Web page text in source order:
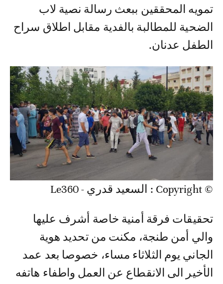
تمويه المحققين ببعث رسالة نصية لاب
الضحية للمطالبة بالفدية مقابل اطلاق سراح
الطفل عدنان.
© Copyright : السعيد قدري - Le360
تحقيقات فرقة أمنية خاصة أشرف عليها
والي أمن طنجة، مكنت من تحديد هوية
الجاني يوم الثلاثاء مساء، خصوصا بعد عمد
الأخير الى الانقطاع عن العمل واطفاء هاتفه